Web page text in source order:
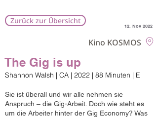
Zurück zur Übersicht
12. Nov 2022
Kino KOSMOS
The Gig is up
Shannon Walsh | CA | 2022 | 88 Minuten | E
Sie ist überall und wir alle nehmen sie
Anspruch – die Gig-Arbeit. Doch wie steht es
um die Arbeiter hinter der Gig Economy? Was